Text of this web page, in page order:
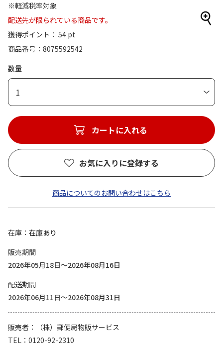
※軽減税率対象
配送先が限られている商品です。
獲得ポイント： 54 pt
商品番号
8075592542
数量
1
カートに入れる
お気に入りに登録する
商品についてのお問い合わせはこちら
在庫
在庫あり
販売期間
2026年05月18日～2026年08月16日
配送期間
2026年06月11日～2026年08月31日
販売者
（株）郵便局物販サービス
TEL
0120-92-2310